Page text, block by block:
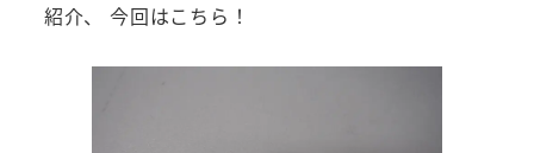
紹介、 今回はこちら！